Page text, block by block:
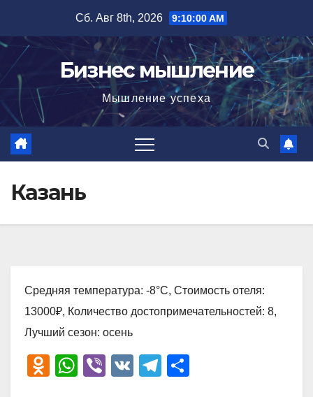
содержимому
Сб. Авг 8th, 2026 9:10:01 AM
Бизнес мышление
Мышление успеха
Казань
Средняя температура: -8°C, Стоимость отеля:
13000₽, Количество достопримечательностей: 8,
Лучший сезон: осень
O
W
Vi
V
T